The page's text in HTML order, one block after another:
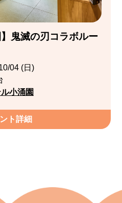
鬼滅の刃コラボルー
04 (日)
小涌園
ト詳細